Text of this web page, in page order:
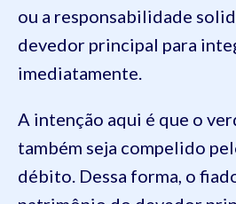
ou a responsabilidade
devedor principal para
imediatamente.
A intenção aqui é que o
também seja compelido
débito. Dessa forma, o